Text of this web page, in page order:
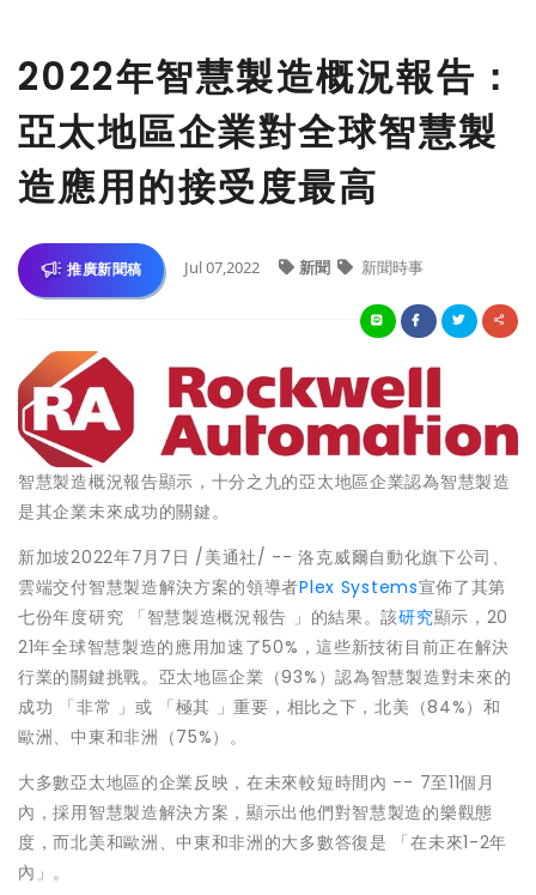
2022年智慧製造概況報告：
亞太地區企業對全球智慧製
造應用的接受度最高
推廣新聞稿 Jul 07,2022 新聞 新聞時事
智慧製造概況報告顯示，十分之九的亞太地區企業認為智慧製造
是其企業未來成功的關鍵。
新加坡2022年7月7日 /美通社/ -- 洛克威爾自動化旗下公司、
雲端交付智慧製造解決方案的領導者Plex Systems宣佈了其第
七份年度研究 「智慧製造概況報告 」的結果。該研究顯示，20
21年全球智慧製造的應用加速了50%，這些新技術目前正在解決
行業的關鍵挑戰。亞太地區企業（93%）認為智慧製造對未來的
成功 「非常 」或 「極其 」重要，相比之下，北美（84%）和
歐洲、中東和非洲（75%）。
大多數亞太地區的企業反映，在未來較短時間內 -- 7至11個月
內，採用智慧製造解決方案，顯示出他們對智慧製造的樂觀態
度，而北美和歐洲、中東和非洲的大多數答復是 「在未來1-2年
內」。